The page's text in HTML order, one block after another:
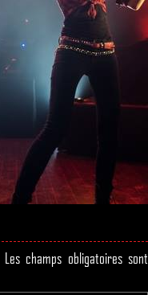
Les champs obligatoires sont